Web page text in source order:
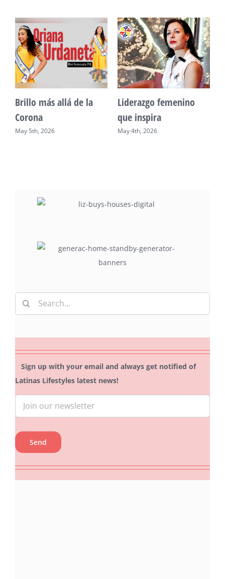
Unidad, cultura y
desarrollo comunitario
May 2nd, 2026
Sueño venezolano en
Philadelphia
May 7th, 2026
Search
for:
Sign up with your email and always get notified of
Latinas Lifestyles latest news!